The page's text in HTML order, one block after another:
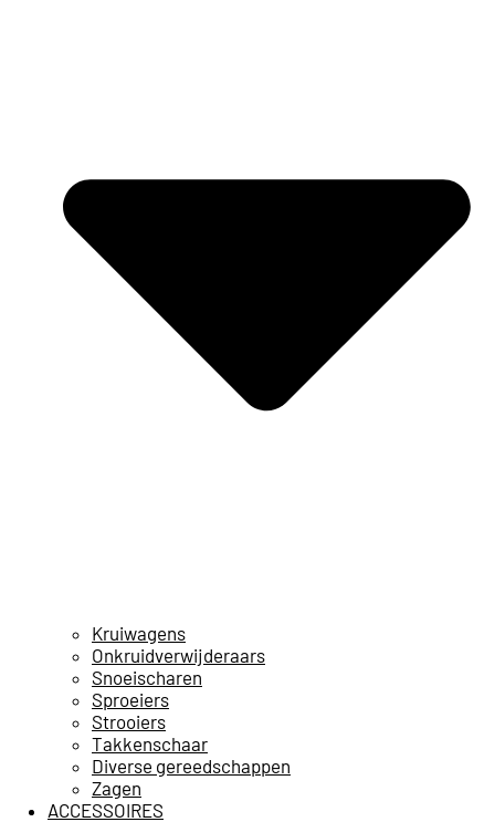
Kruiwagens
Onkruidverwijderaars
Snoeischaren
Sproeiers
Strooiers
Takkenschaar
Diverse gereedschappen
Zagen
ACCESSOIRES